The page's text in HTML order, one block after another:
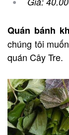
Quán bánh
chúng tôi
quán Cây Tre.